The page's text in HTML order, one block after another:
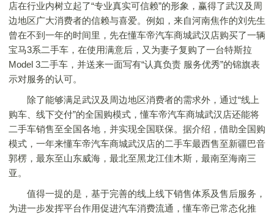
店在行业内树立起了“专业真实可信赖”的形象，赢得了武汉及周
边地区广大消费者的信赖与喜爱。例如，来自河南焦作的刘先生
曾在不到一年的时间里，先在懂车帝汽车商城武汉店购买了一辆
宝马3系二手车，在使用满意后，又为妻子复购了一台特斯拉
Model 3二手车，并送来一面写有“认真负责 服务优秀”的锦旗表
示对服务的认可。
除了能够满足武汉及周边地区消费者的需求外，通过“线上
购车、线下交付”的全国购模式，懂车帝汽车商城武汉店还能将
二手车销售至全国各地，并实现全国联保。据介绍，借助全国购
模式，一年来懂车帝汽车商城武汉店的二手车最西售至新疆巴音
郭楞，最东至山东威海，最北至黑龙江佳木斯，最南至海南三
亚。
值得一提的是，基于完善的线上线下销售体系及售后服务，
为进一步发挥平台作用促进汽车消费流通，懂车帝已常态化推